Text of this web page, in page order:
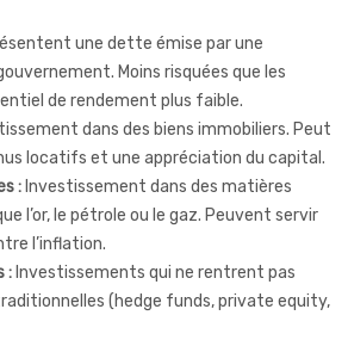
une dette émise par une
Moins risquées que les
de rendement plus faible.
dans des biens immobiliers. Peut
locatifs et une appréciation du capital.
: Investissement dans des matières
l’or, le pétrole ou le gaz. Peuvent servir
l’inflation.
: Investissements qui ne rentrent pas
(hedge funds, private equity,